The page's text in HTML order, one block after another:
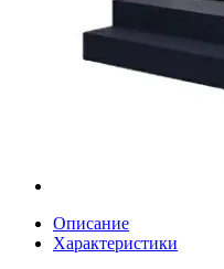
Описание
Характеристики